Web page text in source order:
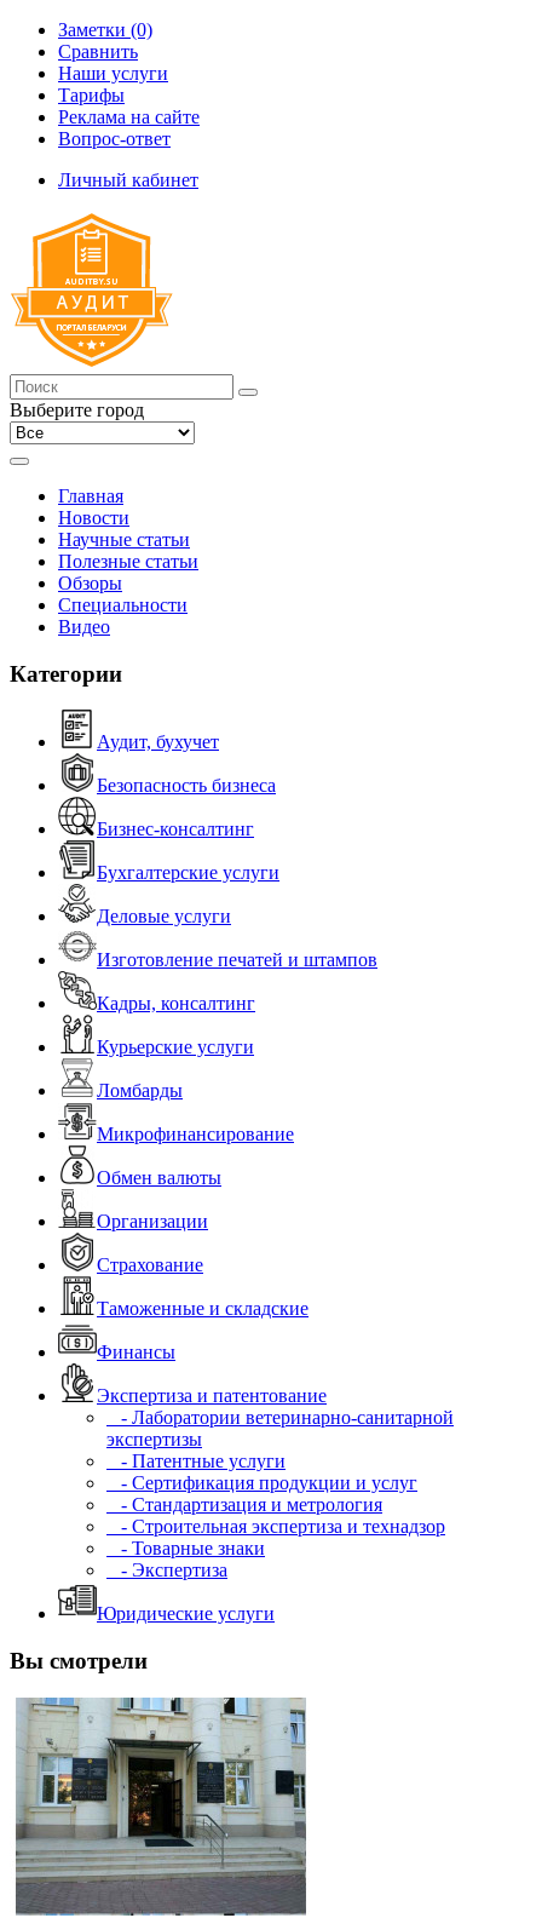
Заметки (0)
Сравнить
Наши услуги
Тарифы
Реклама на сайте
Вопрос-ответ
Личный кабинет
Выберите город
Главная
Новости
Научные статьи
Полезные статьи
Обзоры
Специальности
Видео
Категории
Аудит, бухучет
Безопасность бизнеса
Бизнес-консалтинг
Бухгалтерские услуги
Деловые услуги
Изготовление печатей и штампов
Кадры, консалтинг
Курьерские услуги
Ломбарды
Микрофинансирование
Обмен валюты
Организации
Страхование
Таможенные и складские
Финансы
Экспертиза и патентование
- Лаборатории ветеринарно-санитарной
экспертизы
- Патентные услуги
- Сертификация продукции и услуг
- Стандартизация и метрология
- Строительная экспертиза и технадзор
- Товарные знаки
- Экспертиза
Юридические услуги
Вы смотрели